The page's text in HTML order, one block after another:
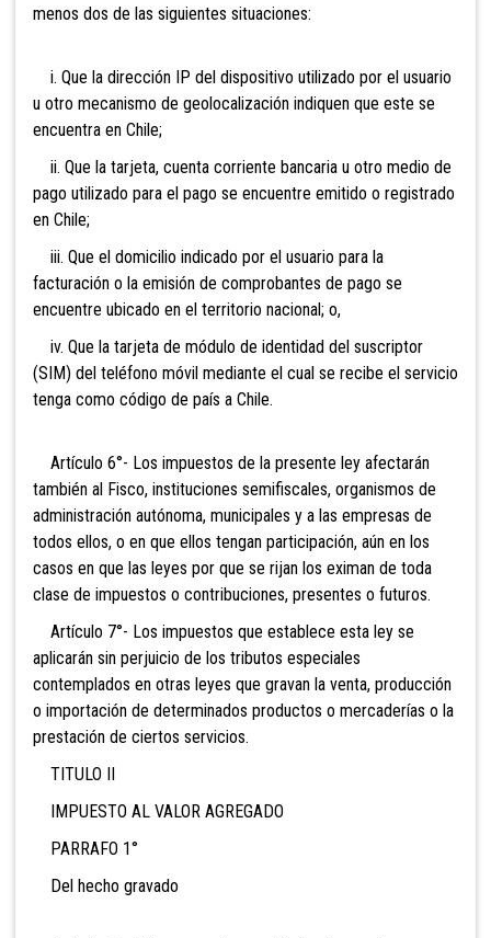
menos dos de las siguientes situaciones:
i. Que la dirección IP del dispositivo utilizado por el usuario
u otro mecanismo de geolocalización indiquen que este se
encuentra en Chile;
ii. Que la tarjeta, cuenta corriente bancaria u otro medio de
pago utilizado para el pago se encuentre emitido o registrado
en Chile;
iii. Que el domicilio indicado por el usuario para la
facturación o la emisión de comprobantes de pago se
encuentre ubicado en el territorio nacional; o,
iv. Que la tarjeta de módulo de identidad del suscriptor
(SIM) del teléfono móvil mediante el cual se recibe el servicio
tenga como código de país a Chile.
Artículo 6°- Los impuestos de la presente ley afectarán
también al Fisco, instituciones semifiscales, organismos de
administración autónoma, municipales y a las empresas de
todos ellos, o en que ellos tengan participación, aún en los
casos en que las leyes por que se rijan los eximan de toda
clase de impuestos o contribuciones, presentes o futuros.
Artículo 7°- Los impuestos que establece esta ley se
aplicarán sin perjuicio de los tributos especiales
contemplados en otras leyes que gravan la venta, producción
o importación de determinados productos o mercaderías o la
prestación de ciertos servicios.
TITULO II
IMPUESTO AL VALOR AGREGADO
PARRAFO 1°
Del hecho gravado